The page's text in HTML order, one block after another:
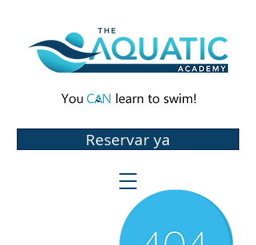
Reservar ya